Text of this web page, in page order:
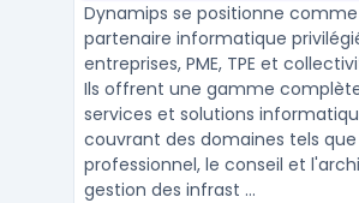
Dynamips se positionne
partenaire informatique
entreprises, PME, TPE et
Ils offrent une gamme
services et solutions
couvrant des domaines tels
professionnel, le conseil et
gestion des infrast ...